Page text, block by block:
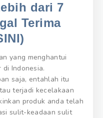
dari 7
Terima
yang menghantui
Indonesia.
saja, entahlah itu
terjadi kecelakaan
produk anda telah
sulit-keadaan sulit